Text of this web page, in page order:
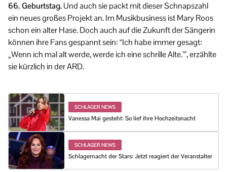
66. Geburtstag.Und auch sie packt mit dieser Schnapszahl
ein neues großes Projekt an. Im Musikbusiness ist Mary Roos
schon ein alter Hase. Doch auch auf die Zukunft der Sängerin
können ihre Fans gespannt sein: “Ich habe immer gesagt:
„Wenn ich mal alt werde, werde ich eine schrille Alte.’”, erzählte
sie kürzlich in der ARD.
SCHLAGER NEWS
Vanessa Mai gesteht: So lief ihre Hochzeitsnacht
SCHLAGER NEWS
Schlagernacht der Stars: Jetzt reagiert der Veranstalter